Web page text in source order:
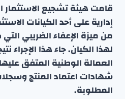
قامت هيئة تشجيع
إدارية على أحد الكيانات
من ميزة الإعفاء الضريبي
لهذا الكيان. جاء هذا الإجراء
العمالة الوطنية المتفق
شهادات اعتماد المنتج
المطلوبة.